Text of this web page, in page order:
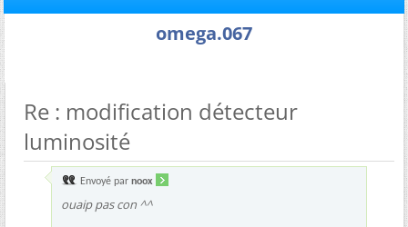
omega.067
Re : modification détecteur
luminosité
Envoyé par noox
ouaip pas con ^^